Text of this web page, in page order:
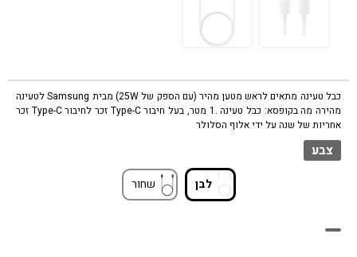
כבל טעינה מתאים לראש מטען מהיר (עם הספק של 25W) מבית Samsung לטעינה
מהירה מה בקופסא: כבל טעינה .1 מטר, בעל חיבור Type-C זכר לחיבור Type-C זכר
אחריות של שנה על ידי אלוף הסלולר
צבע
לבן שחור